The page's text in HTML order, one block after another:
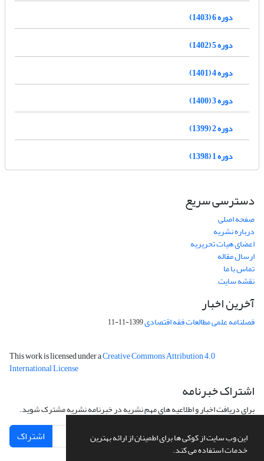
این وب سایت از کوکی ها برای اطمینان از ارائه بهترین
خدمات استفاده می کند.
دوره 6 (1403)
دوره 5 (1402)
دوره 4 (1401)
دوره 3 (1400)
دوره 2 (1399)
دوره 1 (1398)
دسترسی سریع
صفحه اصلی
درباره نشریه
اعضای هیات تحریریه
ارسال مقاله
تماس با ما
نقشه سایت
آخرین اخبار
فصلنامه علمی مطالعات فقه اقتصادی1399-11-11
This work is licensed under aCreative Commons Attribution 4.0
International License
اشتراک خبرنامه
برای دریافت اخبار و اطلاعیه های مهم نشریه در خبرنامه نشریه مشترک شوید.
اشتراک